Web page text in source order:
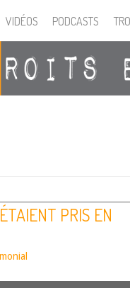
VIDÉOS PODCASTS
PRIS EN